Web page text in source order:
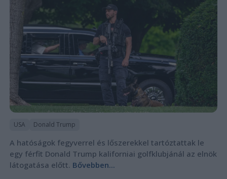
USA Donald Trump
A hatóságok fegyverrel és lőszerekkel tartóztattak le
egy férfit Donald Trump kaliforniai golfklubjánál az elnök
látogatása előtt. Bővebben...